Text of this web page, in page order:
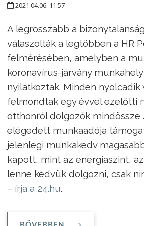
2021.04.06. 11:57
A legrosszabb a
válaszolták a legtöbben a HR
felmérésében, amelyben a
koronavírus-járvány
nyilatkoztak. Minden nyolcadik
felmondtak egy évvel ezelőtti
otthonról dolgozók mindössze
elégedett munkaadója
jelenlegi munkakedv
kapott, mint az energiaszint,
lenne kedvük dolgozni, csak
– írja a 24.hu.